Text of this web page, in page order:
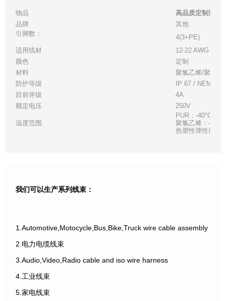
物品
高品质定制汽车
品牌
其他
引脚数：
4(3+PE)
适用线材
12-22 AWG，搁
颜色
定制
材料
聚氯乙烯/聚氨酯
防护等级
IP 67 / NEMA 6P
目前评级
4A
额定电压
250V
温度范围
PUR：-40°C (-
聚氯乙烯：-
热塑性弹性体：-
我们可以生产系列线束：
1.Automotive,Motocycle,Bus,Bike,Truck wire cable assembly
2.电力电缆线束
3.Audio,Video,Radio cable and iso wire harness
4.工业线束
5.家电线束